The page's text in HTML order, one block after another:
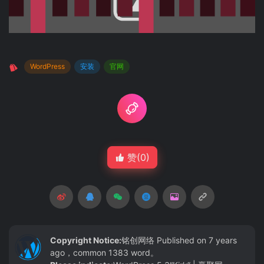
WordPress 安装 官网
赞(0)
Copyright Notice:铭创网络 Published on 7 years
ago，common 1383 word。